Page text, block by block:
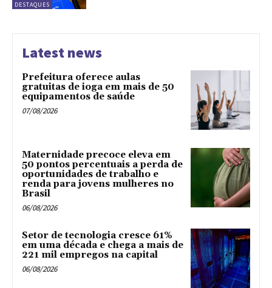
DESTAQUES
Latest news
Prefeitura oferece aulas
gratuitas de ioga em mais de 50
equipamentos de saúde
07/08/2026
Maternidade precoce eleva em
50 pontos percentuais a perda de
oportunidades de trabalho e
renda para jovens mulheres no
Brasil
06/08/2026
Setor de tecnologia cresce 61%
em uma década e chega a mais de
221 mil empregos na capital
06/08/2026